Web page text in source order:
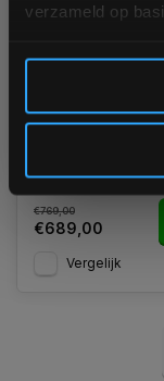
verzameld op
Nog 2 stuks op
€769,00
€689,00
Vergelijk